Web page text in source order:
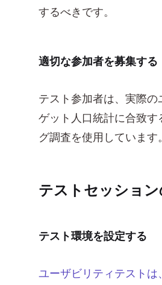
するべきです。
適切な参加者を募集する
テスト参加者は、実際
ゲット人口統計に合致
グ調査を使用しています。
テストセッショ
テスト環境を設定する
ユーザビリティテスト